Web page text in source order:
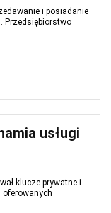
i posiadanie
Przedsiębiorstwo
usługi
klucze prywatne i
oferowanych